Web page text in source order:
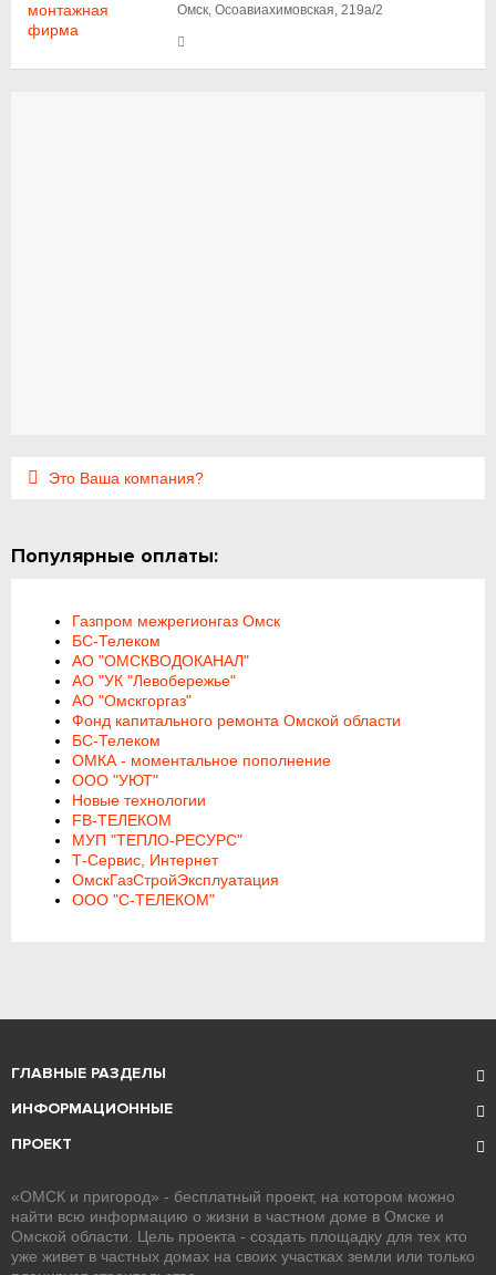
Омск, Осоавиахимовская, 219а/2
Это Ваша компания?
Популярные оплаты:
Газпром межрегионгаз Омск
БС-Телеком
АО "ОМСКВОДОКАНАЛ"
АО "УК "Левобережье"
АО "Омскгоргаз"
Фонд капитального ремонта Омской области
БС-Телеком
ОМКА - моментальное пополнение
ООО "УЮТ"
Новые технологии
FB-ТЕЛЕКОМ
МУП "ТЕПЛО-РЕСУРС"
Т-Сервис, Интернет
ОмскГазСтройЭксплуатация
ООО "С-ТЕЛЕКОМ"
ГЛАВНЫЕ РАЗДЕЛЫ
ИНФОРМАЦИОННЫЕ
ПРОЕКТ
«ОМСК и пригород» - бесплатный проект, на котором можно
найти всю информацию о жизни в частном доме в Омске и
Омской области. Цель проекта - создать площадку для тех кто
уже живет в частных домах на своих участках земли или только